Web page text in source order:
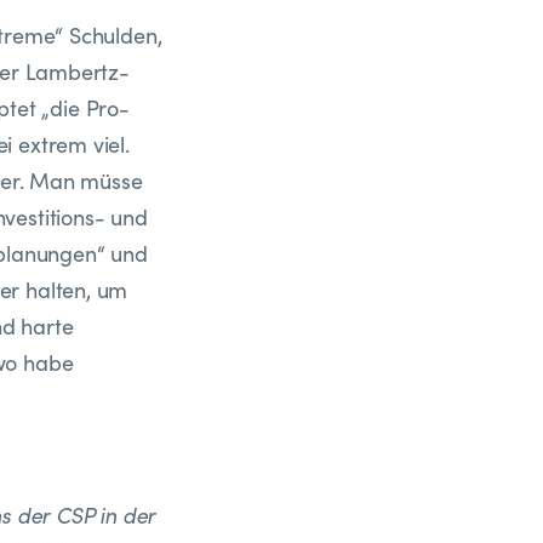
Schulden,
Lambertz-
„die Pro-
extrem viel.
Man müsse
und
und
halten, um
harte
habe
der CSP in der